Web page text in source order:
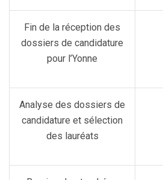
Fin de la réception des
dossiers de candidature
pour l’Yonne
Analyse des dossiers de
candidature et sélection
des lauréats